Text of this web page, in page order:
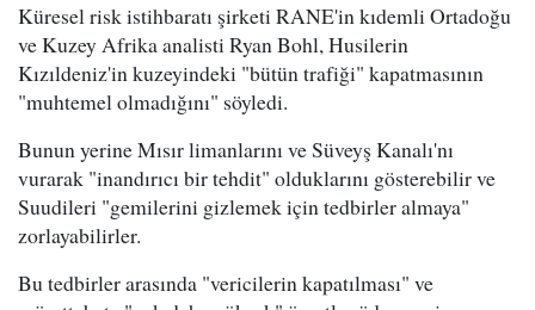
Küresel risk istihbaratı şirketi RANE'in kıdemli Ortadoğu
ve Kuzey Afrika analisti Ryan Bohl, Husilerin
Kızıldeniz'in kuzeyindeki "bütün trafiği" kapatmasının
"muhtemel olmadığını" söyledi.
Bunun yerine Mısır limanlarını ve Süveyş Kanalı'nı
vurarak "inandırıcı bir tehdit" olduklarını gösterebilir ve
Suudileri "gemilerini gizlemek için tedbirler almaya"
zorlayabilirler.
Bu tedbirler arasında "vericilerin kapatılması" ve